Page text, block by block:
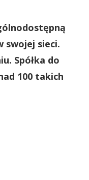
swojej sieci.
Spółka do
100 takich